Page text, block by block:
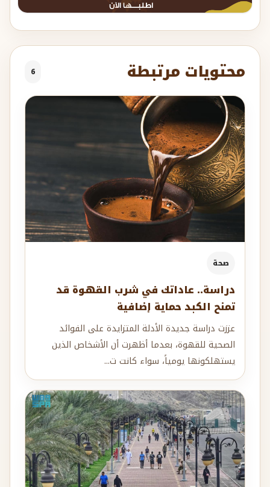
محتويات مرتبطة 6
صحة
دراسة.. عاداتك في شرب القهوة قد
تمنح الكبد حماية إضافية
عززت دراسة جديدة الأدلة المتزايدة على الفوائد
الصحية للقهوة، بعدما أظهرت أن الأشخاص الذين
يستهلكونها يومياً، سواء كانت ت...